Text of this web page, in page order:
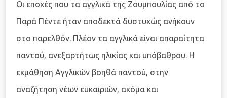
Οι εποχές που τα αγγλικά της Ζουμπουλίας από το
Παρά Πέντε ήταν αποδεκτά δυστυχώς ανήκουν
στο παρελθόν. Πλέον τα αγγλικά είναι απαραίτητα
παντού, ανεξαρτήτως ηλικίας και υπόβαθρου. Η
εκμάθηση Αγγλικών βοηθά παντού, στην
αναζήτηση νέων ευκαιριών, ακόμα και